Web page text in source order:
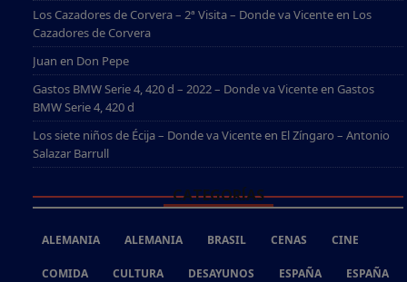
Los Cazadores de Corvera – 2ª Visita – Donde va Vicenteen Los
Cazadores de Corvera
Juan en Don Pepe
Gastos BMW Serie 4, 420 d – 2022 – Donde va Vicenteen Gastos
BMW Serie 4, 420 d
Los siete niños de Écija – Donde va Vicenteen El Zíngaro – Antonio
Salazar Barrull
CATEGORÍAS
ALEMANIA ALEMANIA BRASIL CENAS CINE
COMIDA CULTURA DESAYUNOS ESPAÑA ESPAÑA